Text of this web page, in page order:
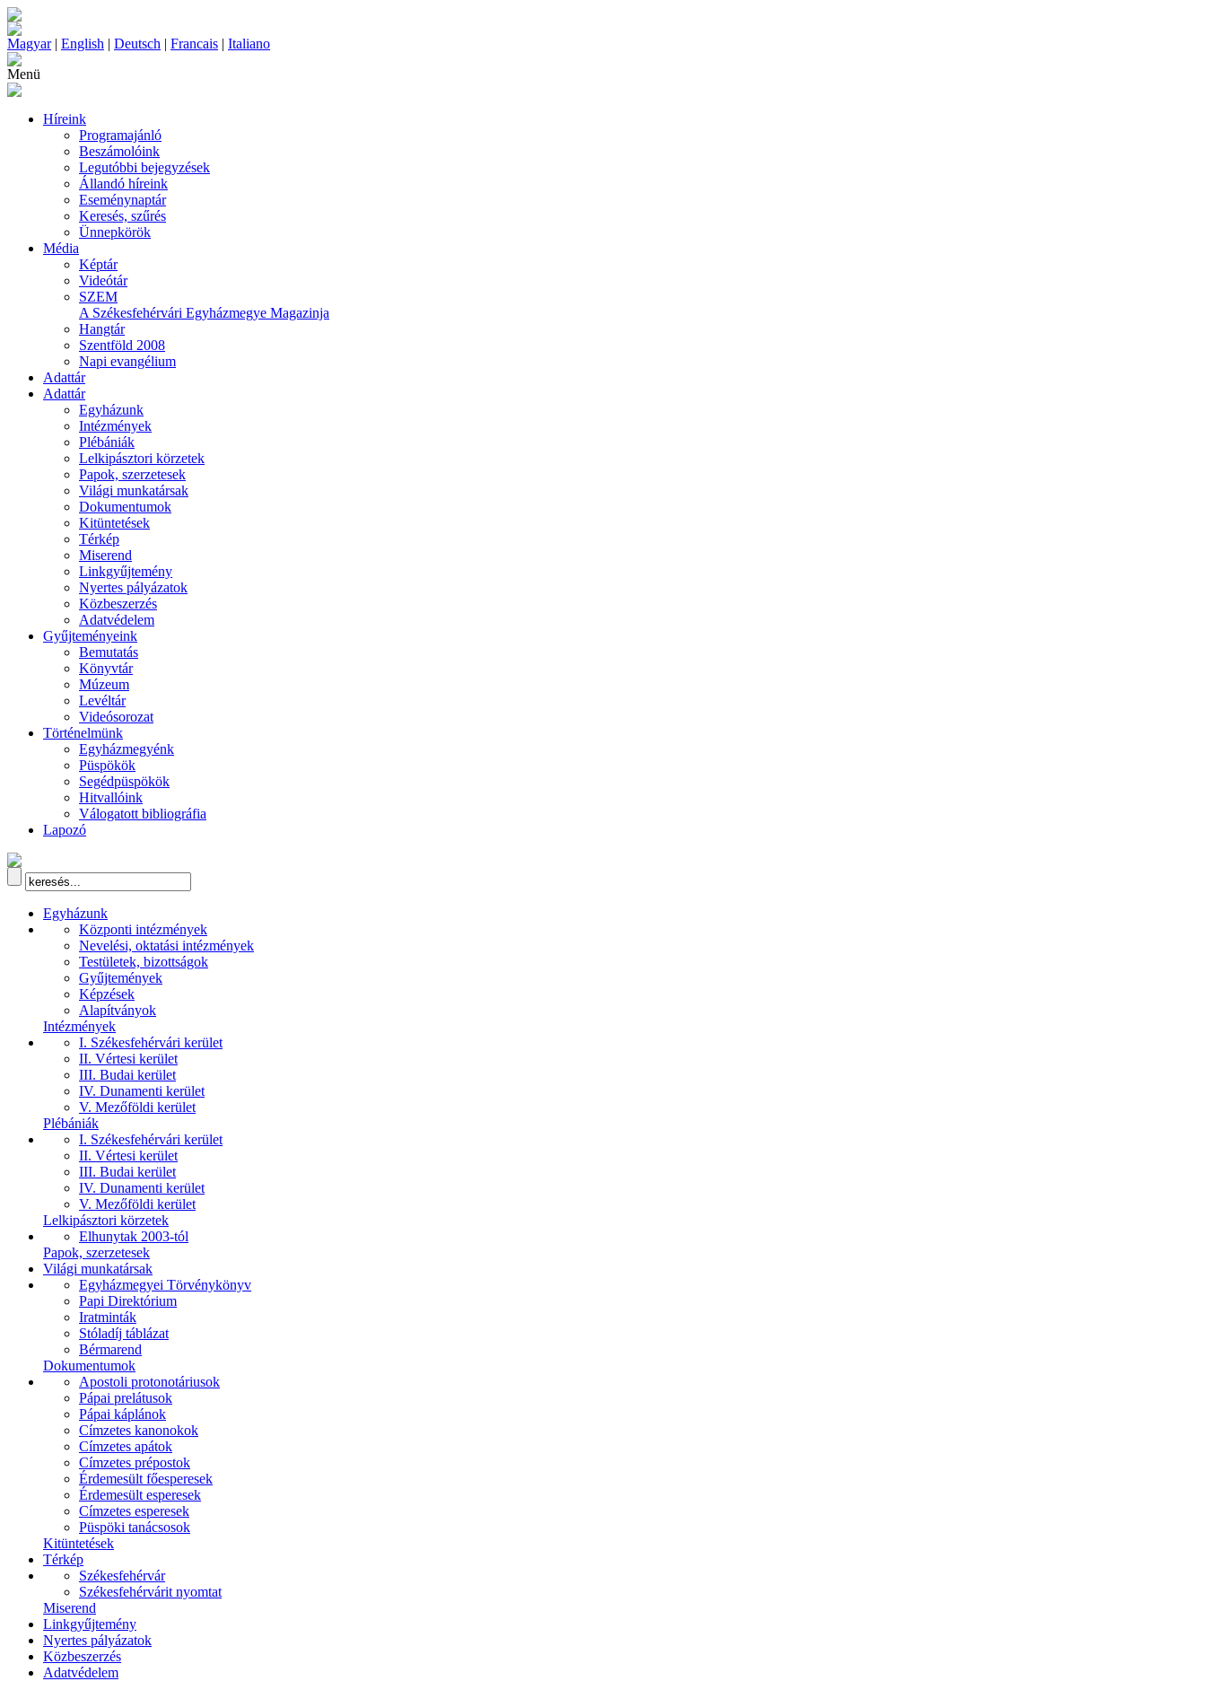
Magyar| English | Deutsch | Francais | Italiano
Menü
Híreink
Programajánló
Beszámolóink
Legutóbbi bejegyzések
Állandó híreink
Eseménynaptár
Keresés, szűrés
Ünnepkörök
Média
Képtár
Videótár
SZEM
A Székesfehérvári Egyházmegye Magazinja
Hangtár
Szentföld 2008
Napi evangélium
Adattár
Adattár
Egyházunk
Intézmények
Plébániák
Lelkipásztori körzetek
Papok, szerzetesek
Világi munkatársak
Dokumentumok
Kitüntetések
Térkép
Miserend
Linkgyűjtemény
Nyertes pályázatok
Közbeszerzés
Adatvédelem
Gyűjteményeink
Bemutatás
Könyvtár
Múzeum
Levéltár
Videósorozat
Történelmünk
Egyházmegyénk
Püspökök
Segédpüspökök
Hitvallóink
Válogatott bibliográfia
Lapozó
Egyházunk
Központi intézmények
Nevelési, oktatási intézmények
Testületek, bizottságok
Gyűjtemények
Képzések
Alapítványok
Intézmények
I. Székesfehérvári kerület
II. Vértesi kerület
III. Budai kerület
IV. Dunamenti kerület
V. Mezőföldi kerület
Plébániák
I. Székesfehérvári kerület
II. Vértesi kerület
III. Budai kerület
IV. Dunamenti kerület
V. Mezőföldi kerület
Lelkipásztori körzetek
Elhunytak 2003-tól
Papok, szerzetesek
Világi munkatársak
Egyházmegyei Törvénykönyv
Papi Direktórium
Iratminták
Stóladíj táblázat
Bérmarend
Dokumentumok
Apostoli protonotáriusok
Pápai prelátusok
Pápai káplánok
Címzetes kanonokok
Címzetes apátok
Címzetes prépostok
Érdemesült főesperesek
Érdemesült esperesek
Címzetes esperesek
Püspöki tanácsosok
Kitüntetések
Térkép
Székesfehérvár
Székesfehérvárit nyomtat
Miserend
Linkgyűjtemény
Nyertes pályázatok
Közbeszerzés
Adatvédelem